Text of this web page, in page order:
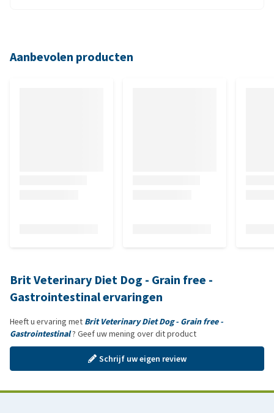
Aanbevolen producten
Brit Veterinary Diet Dog - Grain free -
Gastrointestinal ervaringen
Heeft u ervaring met Brit Veterinary Diet Dog - Grain free -
Gastrointestinal? Geef uw mening over dit product
Schrijf uw eigen review